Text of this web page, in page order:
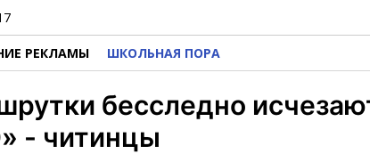
РЕКЛАМЫ ШКОЛЬНАЯ ПОРА
бесследно
- читинцы